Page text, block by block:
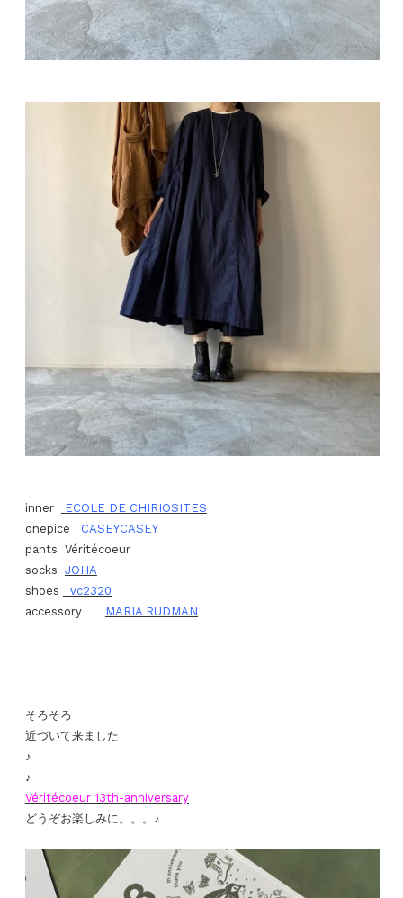
inner
ECOLE DE CHIRIOSITES
onepice
CASEYCASEY
pants Véritécoeur
socks JOHA
shoes
vc2320
accessory
MARIA RUDMAN
そろそろ
近づいて来ました
♪
♪
Véritécoeur 13th-anniversary
どうぞお楽しみに。。。♪